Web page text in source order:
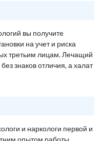
вы получите
на учет и риска
третьим лицам. Лечащий
знаков отличия, а халат
и наркологи первой и
опытом работы.